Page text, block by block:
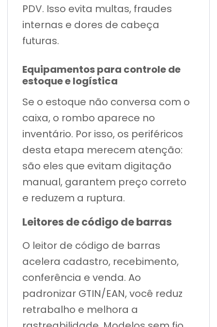
PDV. Isso evita multas, fraudes
internas e dores de cabeça
futuras.
Equipamentos para controle de
estoque e logística
Se o estoque não conversa com o
caixa, o rombo aparece no
inventário. Por isso, os periféricos
desta etapa merecem atenção:
são eles que evitam digitação
manual, garantem preço correto
e reduzem a ruptura.
Leitores de código de barras
O leitor de código de barras
acelera cadastro, recebimento,
conferência e venda. Ao
padronizar GTIN/EAN, você reduz
retrabalho e melhora a